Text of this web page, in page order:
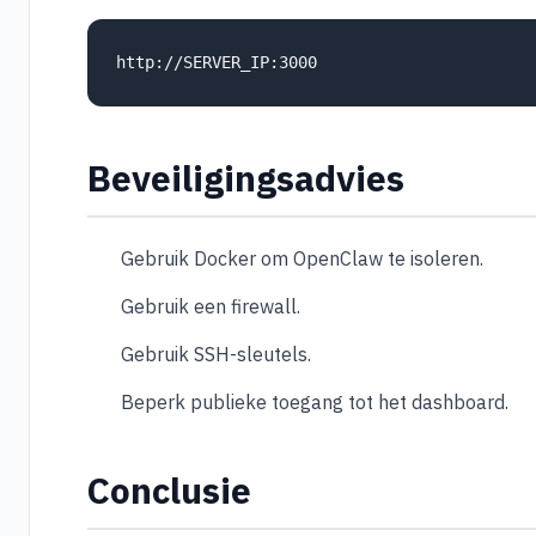
Beveiligingsadvies
Gebruik Docker om OpenClaw te isoleren.
Gebruik een firewall.
Gebruik SSH-sleutels.
Beperk publieke toegang tot het dashboard.
Conclusie